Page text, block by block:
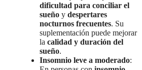
dificultad para conciliar el
sueño y despertares
nocturnos frecuentes. Su
suplementación puede mejorar
la calidad y duración del
sueño.
Insomnio leve a moderado: